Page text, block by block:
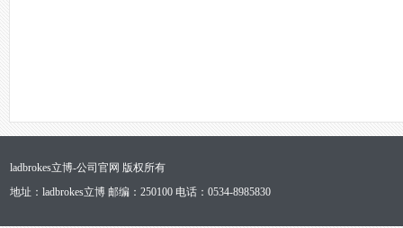
ladbrokes立博-公司官网 版权所有
地址：ladbrokes立博 邮编：250100 电话：0534-8985830